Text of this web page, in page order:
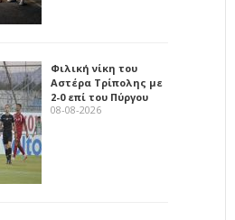
Φιλική νίκη του
Αστέρα Τρίπολης με
2-0 επί του Πύργου
08-08-2026